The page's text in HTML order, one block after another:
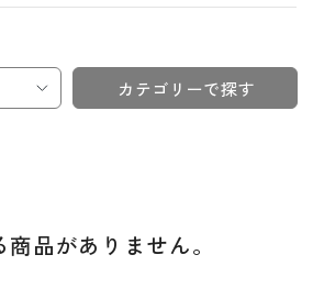
カテゴリーで探す
商品がありません。